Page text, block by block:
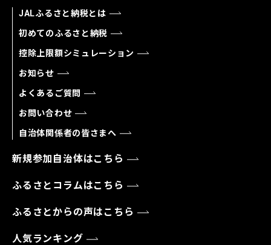
JALふるさと納税とは
初めてのふるさと納税
控除上限額シミュレーション
お知らせ
よくあるご質問
お問い合わせ
自治体関係者の皆さまへ
新規参加自治体はこちら
ふるさとコラムはこちら
ふるさとからの声はこちら
人気ランキング